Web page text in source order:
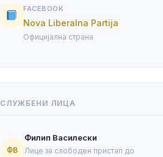
FACEBOOK
Nova Liberalna Partija
Официјална страна
СЛУЖБЕНИ ЛИЦА
ФВ
Филип Василески
Лице за слободен пристап до